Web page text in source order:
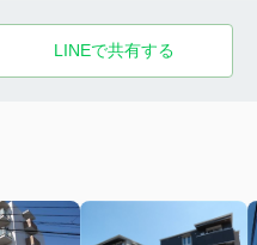
LINEで共有する